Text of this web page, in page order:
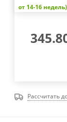
от 14-16 недель)
Рассчитать